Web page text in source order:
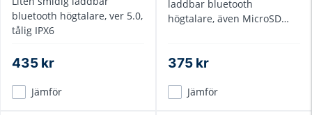
bluetooth högtalare, ver 5.0,
tålig IPX6
435 kr
Jämför
laddbar bluetooth
högtalare, även MicroSD
375 kr
Jämför